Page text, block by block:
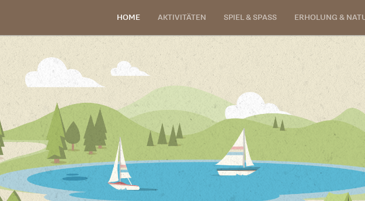
HOME AKTIVITÄTEN SPIEL & SPASS ERHOLUNG &